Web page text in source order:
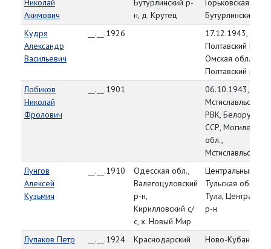
Николай
Акимович
Бутурлинский р-
н, д. Крутец
Горьковская обл.,
Бутурлинский р-н
Кудря
Александр
Васильевич
__.__.1926
17.12.1943,
Полтавский РВК,
Омская обл.,
Полтавский р-н
Лобиков
Николай
Фролович
__.__.1901
06.10.1943,
Мстиславльский
РВК, Белорусская
ССР, Могилевская
обл.,
Мстиславльский
Лунгов
Алексей
Кузьмич
__.__.1910
Одесская обл.,
Валегоцуловский
р-н,
Кирилловский с/
с, х. Новый Мир
Центральный
Тульская обл., г.
Тула,
р-н
Лупаков Петр
__.__.1924
Краснодарский
Ново-Кубанский